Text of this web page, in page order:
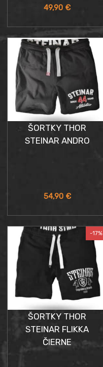
49,90 €
ŠORTKY THOR
STEINAR ANDRO
54,90 €
-17%
ŠORTKY THOR
STEINAR FLIKKA
ČIERNE